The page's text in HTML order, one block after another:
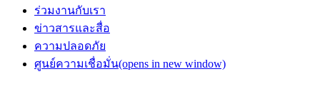
ร่วมงานกับเรา
ข่าวสารและสื่อ
ความปลอดภัย
ศูนย์ความเชื่อมั่น(opens in new window)